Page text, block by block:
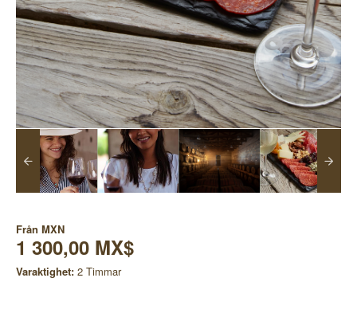
Från MXN
1 300,00 MX$
Varaktighet: 2 Timmar